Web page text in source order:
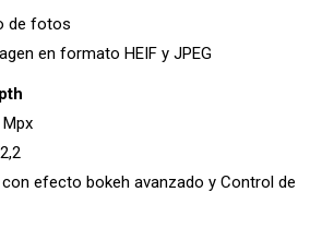
de fotos
en formato HEIF y JPEG
efecto bokeh avanzado y Control de